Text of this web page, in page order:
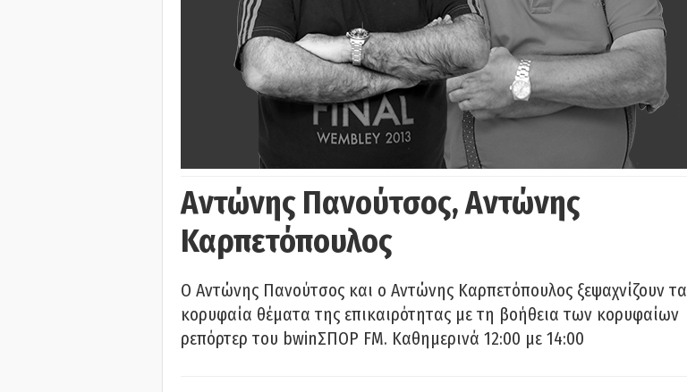
Αντώνης Πανούτσος, Αντώνης
Καρπετόπουλος
Ο Αντώνης Πανούτσος και ο Αντώνης Καρπετόπουλος ξεψαχνίζουν τα
κορυφαία θέματα της επικαιρότητας με τη βοήθεια των κορυφαίων
ρεπόρτερ του bwinΣΠΟΡ FM. Καθημερινά 12:00 με 14:00